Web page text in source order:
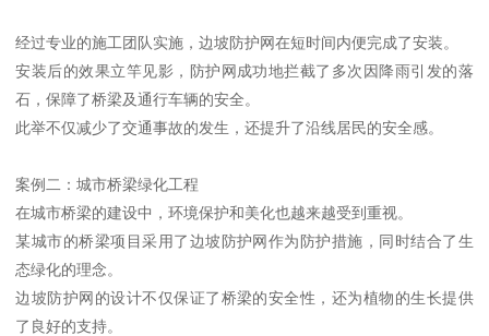
经过专业的施工团队实施，边坡防护网在短时间内便完成了安装。
安装后的效果立竿见影，防护网成功地拦截了多次因降雨引发的落
石，保障了桥梁及通行车辆的安全。
此举不仅减少了交通事故的发生，还提升了沿线居民的安全感。
案例二：城市桥梁绿化工程
在城市桥梁的建设中，环境保护和美化也越来越受到重视。
某城市的桥梁项目采用了边坡防护网作为防护措施，同时结合了生
态绿化的理念。
边坡防护网的设计不仅保证了桥梁的安全性，还为植物的生长提供
了良好的支持。